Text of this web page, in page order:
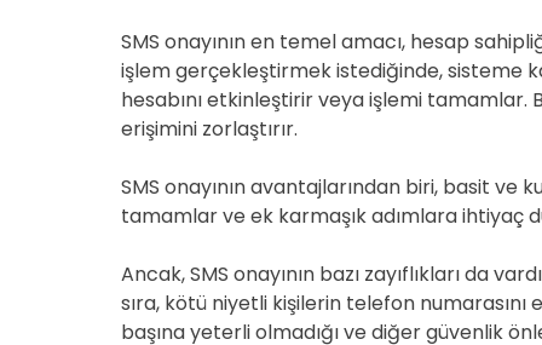
SMS onayının en temel amacı, hesap
işlem gerçekleştirmek istediğinde, sisteme
hesabını etkinleştirir veya işlemi tamamlar.
erişimini zorlaştırır.
SMS onayının avantajlarından biri, basit ve
tamamlar ve ek karmaşık adımlara ihtiyaç
Ancak, SMS onayının bazı zayıflıkları da
sıra, kötü niyetli kişilerin telefon numarasını
başına yeterli olmadığı ve diğer güvenlik